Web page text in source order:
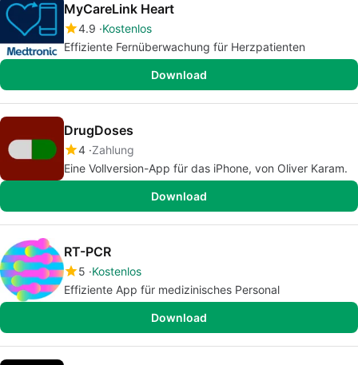
MyCareLink Heart
4.9 Kostenlos
Effiziente Fernüberwachung für Herzpatienten
Download
DrugDoses
4 Zahlung
Eine Vollversion-App für das iPhone, von Oliver Karam.
Download
RT-PCR
5 Kostenlos
Effiziente App für medizinisches Personal
Download